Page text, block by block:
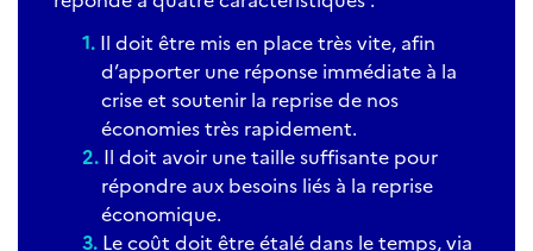
Il doit être mis en place très vite, afin
d’apporter une réponse immédiate à la
crise et soutenir la reprise de nos
économies très rapidement.
Il doit avoir une taille suffisante pour
répondre aux besoins liés à la reprise
économique.
Le coût doit être étalé dans le temps, via